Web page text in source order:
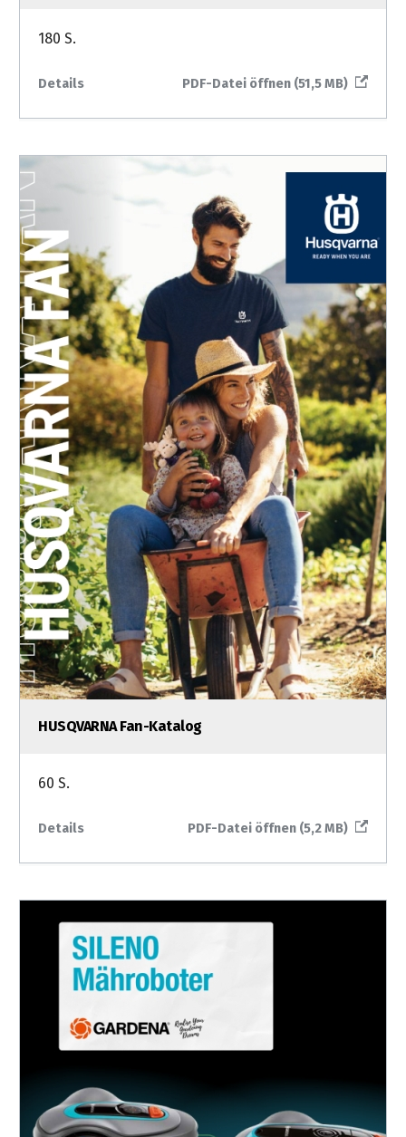
180 S.
Details PDF-Datei öffnen (51,5 MB)
HUSQVARNA Fan-Katalog
60 S.
Details PDF-Datei öffnen (5,2 MB)